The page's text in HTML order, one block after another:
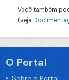
Você também
(veja
O Portal
Sobre o Portal